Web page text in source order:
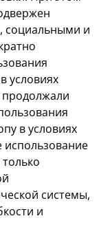
социальными и
условиях
продолжали
в условиях
использование
системы,
и